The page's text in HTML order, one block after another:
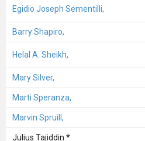
Egidio Joseph Sementilli,
Barry Shapiro,
Helal A. Sheikh,
Mary Silver,
Marti Speranza,
Marvin Spruill,
Julius Tajiddin *